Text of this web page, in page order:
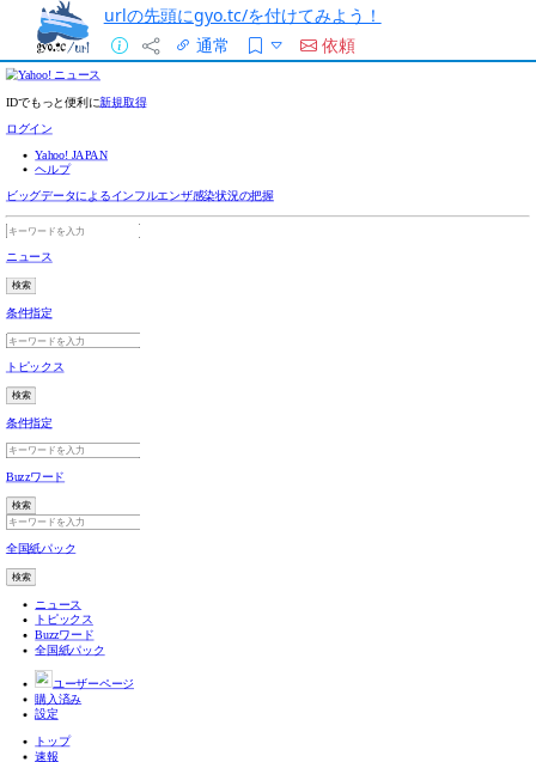
urlの先頭にgyo.tc/を付けてみよう！
通常
依頼